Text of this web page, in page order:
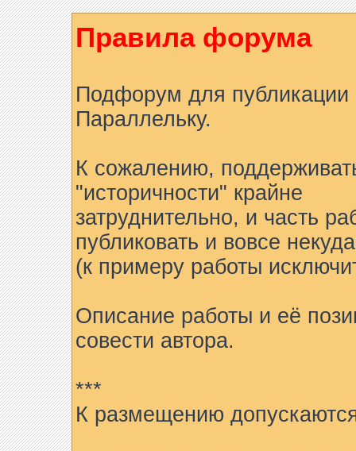
Правила форума
Подфорум для
Параллельку.
К сожалению,
"историчности" крайне
затруднительно, и часть
публиковать и вовсе
(к примеру работы
Описание работы и её
совести автора.
***
К размещению